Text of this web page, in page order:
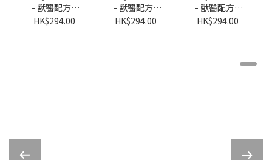
- 獸醫配方 -
Renal Liquid
HK$294.00
- 獸醫配方 -
Renal Liquid
HK$294.00
- 獸醫配方 -
Gastrolntest
200g (3枝裝)
HK$294.00